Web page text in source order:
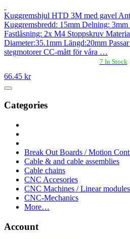
Kuggremshjul HTD 3M med gavel
Kuggremsbredd: 15mm Delning:
Fastlåsning: 2x M4 Stoppskruv
Diameter:35.1mm Längd:20mm
stegmotorer CC-mått för våra …
7 In Stock
66.45 kr
Categories
Break Out Boards / Motion
Cable & and cable assemblies
Cable chains
CNC Accesories
CNC Machines / Linear modules
CNC-Mechanics
More…
Account